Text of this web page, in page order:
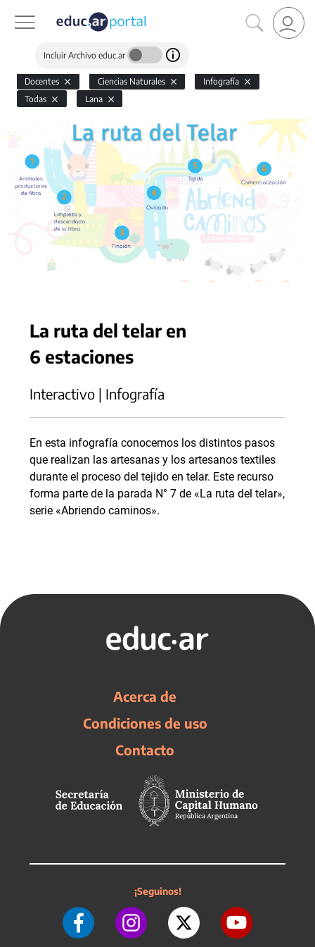
Incluir Archivo educ.ar
Docentes Ciencias Naturales
Infografía
Todas
Lana
La ruta del telar en
6 estaciones
Interactivo | Infografía
En esta infografía conocemos los distintos pasos
que realizan las artesanas y los artesanos textiles
durante el proceso del tejido en telar. Este recurso
forma parte de la parada N° 7 de «La ruta del telar»,
serie «Abriendo caminos».
Acerca de
Condiciones de uso
Contacto
¡Seguinos!